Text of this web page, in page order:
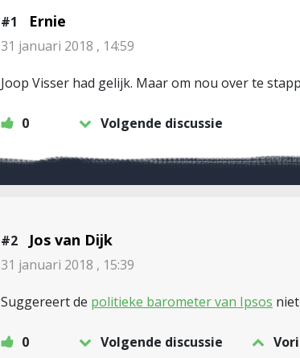
#1 Ernie
31 januari 2018 , 14:59
Joop Visser had gelijk. Maar om nou over te
0 Volgende discussie
#2 Jos van Dijk
31 januari 2018 , 15:39
Suggereert de politieke barometer van Ipsos
0 Volgende discussie